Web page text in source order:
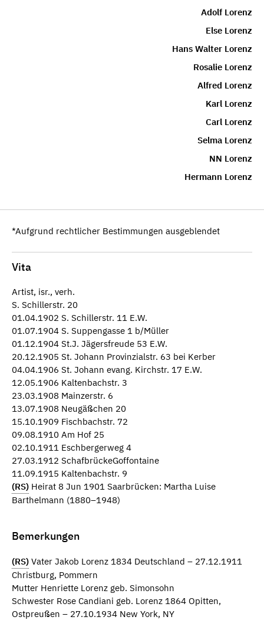
Adolf Lorenz
Else Lorenz
Hans Walter Lorenz
Rosalie Lorenz
Alfred Lorenz
Karl Lorenz
Carl Lorenz
Selma Lorenz
NN Lorenz
Hermann Lorenz
*Aufgrund rechtlicher Bestimmungen ausgeblendet
Vita
Artist, isr., verh.
S. Schillerstr. 20
01.04.1902 S. Schillerstr. 11 E.W.
01.07.1904 S. Suppengasse 1 b/Müller
01.12.1904 St.J. Jägersfreude 53 E.W.
20.12.1905 St. Johann Provinzialstr. 63 bei Kerber
04.04.1906 St. Johann evang. Kirchstr. 17 E.W.
12.05.1906 Kaltenbachstr. 3
23.03.1908 Mainzerstr. 6
13.07.1908 Neugäßchen 20
15.10.1909 Fischbachstr. 72
09.08.1910 Am Hof 25
02.10.1911 Eschbergerweg 4
27.03.1912 SchafbrückeGoffontaine
11.09.1915 Kaltenbachstr. 9
(RS) Heirat 8 Jun 1901 Saarbrücken: Martha Luise
Barthelmann (1880–1948)
Bemerkungen
(RS) Vater Jakob Lorenz 1834 Deutschland – 27.12.1911
Christburg, Pommern
Mutter Henriette Lorenz geb. Simonsohn
Schwester Rose Candiani geb. Lorenz 1864 Opitten,
Ostpreußen – 27.10.1934 New York, NY